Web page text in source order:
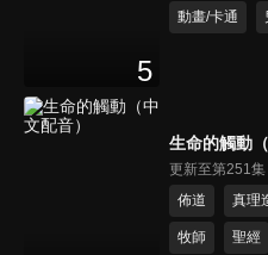
5
動畫/卡通
生命的觸動
更新至第251集
佈道
真理
牧師 聖經